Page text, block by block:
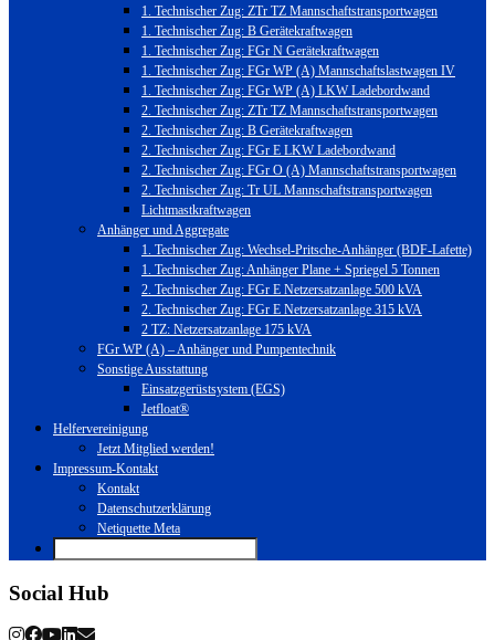
1. Technischer Zug: ZTr TZ Mannschaftstransportwagen
1. Technischer Zug: B Gerätekraftwagen
1. Technischer Zug: FGr N Gerätekraftwagen
1. Technischer Zug: FGr WP (A) Mannschaftslastwagen IV
1. Technischer Zug: FGr WP (A) LKW Ladebordwand
2. Technischer Zug: ZTr TZ Mannschaftstransportwagen
2. Technischer Zug: B Gerätekraftwagen
2. Technischer Zug: FGr E LKW Ladebordwand
2. Technischer Zug: FGr O (A) Mannschaftstransportwagen
2. Technischer Zug: Tr UL Mannschaftstransportwagen
Lichtmastkraftwagen
Anhänger und Aggregate
1. Technischer Zug: Wechsel-Pritsche-Anhänger (BDF-Lafette)
1. Technischer Zug: Anhänger Plane + Spriegel 5 Tonnen
2. Technischer Zug: FGr E Netzersatzanlage 500 kVA
2. Technischer Zug: FGr E Netzersatzanlage 315 kVA
2 TZ: Netzersatzanlage 175 kVA
FGr WP (A) – Anhänger und Pumpentechnik
Sonstige Ausstattung
Einsatzgerüstsystem (EGS)
Jetfloat®
Helfervereinigung
Jetzt Mitglied werden!
Impressum-Kontakt
Kontakt
Datenschutzerklärung
Netiquette Meta
Social Hub